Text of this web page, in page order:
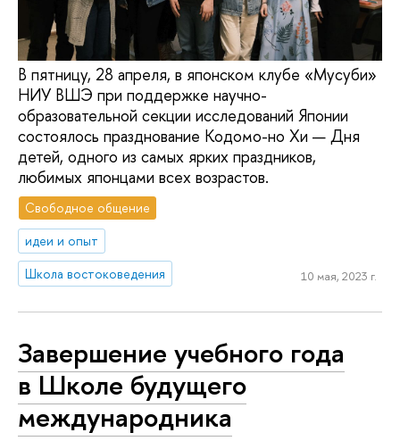
В пятницу, 28 апреля, в японском клубе «Мусуби»
НИУ ВШЭ при поддержке научно-
образовательной секции исследований Японии
состоялось празднование Кодомо-но Хи — Дня
детей, одного из самых ярких праздников,
любимых японцами всех возрастов.
Свободное общение
идеи и опыт
Школа востоковедения
10 мая, 2023 г.
Завершение учебного года
в Школе будущего
международника